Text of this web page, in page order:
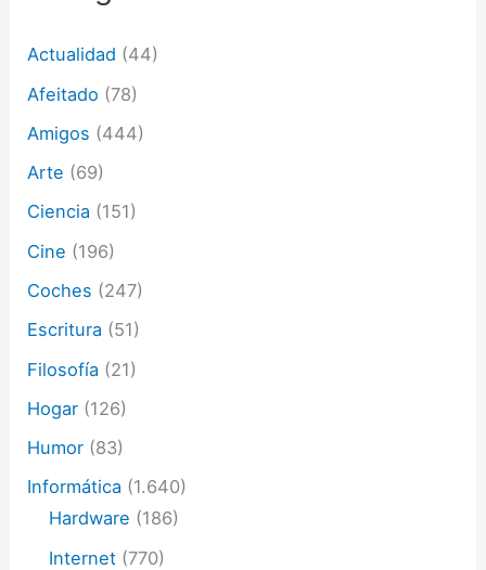
e
e
c
r
n
c
o
Actualidad (44)
Afeitado (78)
Amigos (444)
Arte (69)
Ciencia (151)
Cine (196)
Coches (247)
Escritura (51)
Filosofía (21)
Hogar (126)
Humor (83)
Informática (1.640)
Hardware (186)
Internet (770)